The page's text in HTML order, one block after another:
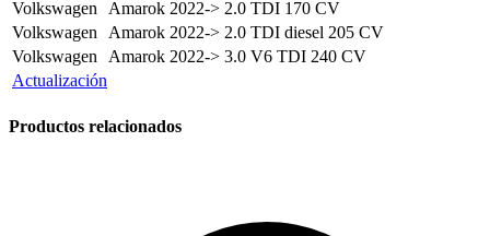
Volkswagen Amarok 2022-> 2.0 TDI 170 CV
Volkswagen
Amarok 2022-> 2.0 TDI diesel 205 CV
Volkswagen
Amarok 2022-> 3.0 V6 TDI 240 CV
Actualización
Productos relacionados